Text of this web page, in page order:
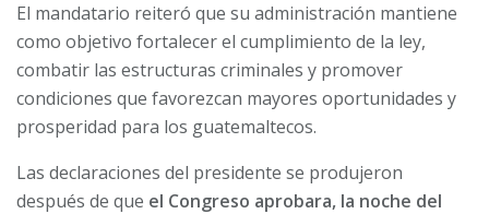
El mandatario reiteró que su administración mantiene
como objetivo fortalecer el cumplimiento de la ley,
combatir las estructuras criminales y promover
condiciones que favorezcan mayores oportunidades y
prosperidad para los guatemaltecos.
Las declaraciones del presidente se produjeron
después de que el Congreso aprobara, la noche del